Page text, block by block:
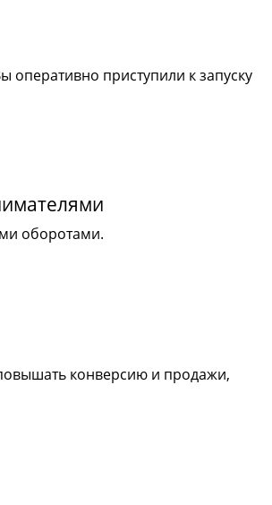
приступили к запуску
оборотами.
конверсию и продажи,